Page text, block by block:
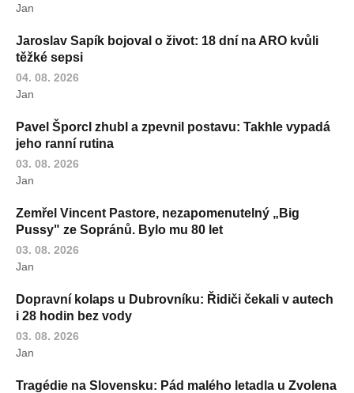
Jan
Jaroslav Sapík bojoval o život: 18 dní na ARO kvůli
těžké sepsi
04. 08. 2026
Jan
Pavel Šporcl zhubl a zpevnil postavu: Takhle vypadá
jeho ranní rutina
03. 08. 2026
Jan
Zemřel Vincent Pastore, nezapomenutelný „Big
Pussy" ze Sopránů. Bylo mu 80 let
03. 08. 2026
Jan
Dopravní kolaps u Dubrovníku: Řidiči čekali v autech
i 28 hodin bez vody
03. 08. 2026
Jan
Tragédie na Slovensku: Pád malého letadla u Zvolena